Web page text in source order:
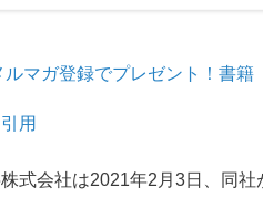
ルマガ登録でプレゼント！書籍
用
式会社は2021年2月3日、同